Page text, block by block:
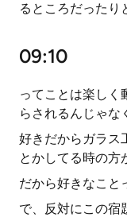
るところだったり
09:10
ってことは楽しく
らされるんじゃな
好きだからガラス
とかしてる時の方
だから好きなこと
で、反対にこの宿